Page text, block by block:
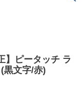
】ピータッチ ラ
黒文字/赤)